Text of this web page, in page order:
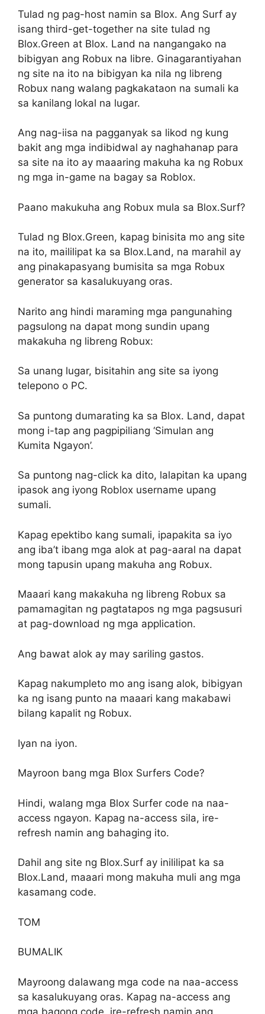
Tulad ng pag-host namin sa Blox. Ang Surf ay
isang third-get-together na site tulad ng
Blox.Green at Blox. Land na nangangako na
bibigyan ang Robux na libre. Ginagarantiyahan
ng site na ito na bibigyan ka nila ng libreng
Robux nang walang pagkakataon na sumali ka
sa kanilang lokal na lugar.
Ang nag-iisa na pagganyak sa likod ng kung
bakit ang mga indibidwal ay naghahanap para
sa site na ito ay maaaring makuha ka ng Robux
ng mga in-game na bagay sa Roblox.
Paano makukuha ang Robux mula sa Blox.Surf?
Tulad ng Blox.Green, kapag binisita mo ang site
na ito, maililipat ka sa Blox.Land, na marahil ay
ang pinakapasyang bumisita sa mga Robux
generator sa kasalukuyang oras.
Narito ang hindi maraming mga pangunahing
pagsulong na dapat mong sundin upang
makakuha ng libreng Robux:
Sa unang lugar, bisitahin ang site sa iyong
telepono o PC.
Sa puntong dumarating ka sa Blox. Land, dapat
mong i-tap ang pagpipiliang ‘Simulan ang
Kumita Ngayon’.
Sa puntong nag-click ka dito, lalapitan ka upang
ipasok ang iyong Roblox username upang
sumali.
Kapag epektibo kang sumali, ipapakita sa iyo
ang iba’t ibang mga alok at pag-aaral na dapat
mong tapusin upang makuha ang Robux.
Maaari kang makakuha ng libreng Robux sa
pamamagitan ng pagtatapos ng mga pagsusuri
at pag-download ng mga application.
Ang bawat alok ay may sariling gastos.
Kapag nakumpleto mo ang isang alok, bibigyan
ka ng isang punto na maaari kang makabawi
bilang kapalit ng Robux.
Iyan na iyon.
Mayroon bang mga Blox Surfers Code?
Hindi, walang mga Blox Surfer code na naa-
access ngayon. Kapag na-access sila, ire-
refresh namin ang bahaging ito.
Dahil ang site ng Blox.Surf ay inililipat ka sa
Blox.Land, maaari mong makuha muli ang mga
kasamang code.
TOM
BUMALIK
Mayroong dalawang mga code na naa-access
sa kasalukuyang oras. Kapag na-access ang
mga bagong code, ire-refresh namin ang